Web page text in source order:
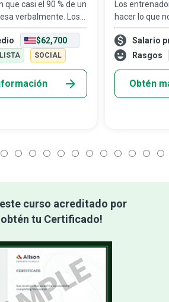
que casi el 90 % de un
verbalmente. Los
corporal son los
que nos
precisión las
$62,700
SOCIAL
Los
hacer lo que
versión más
instruyen y
para que
Salario
Rasgos
Obtén
curso acreditado por
obtén tu Certificado!